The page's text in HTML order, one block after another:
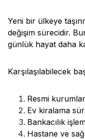
Yeni bir ülkeye
değişim sürecidir.
günlük hayat daha
Karşılaşılabilecek
Resmi
Ev kiralama
Bankacılık
Hastane ve